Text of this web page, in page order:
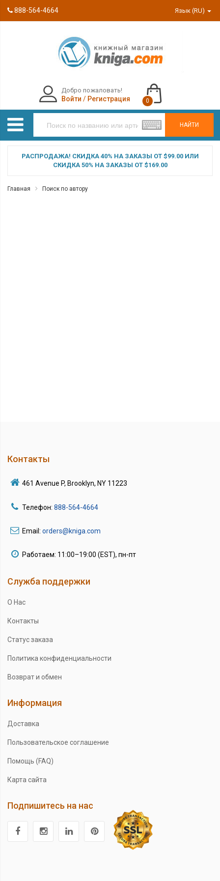
888-564-4664 Язык (RU)
НАЙТИ
Добро пожаловать!
Войти / Регистрация 0
РАСПРОДАЖА! СКИДКА 40% НА ЗАКАЗЫ ОТ $99.00 ИЛИ
СКИДКА 50% НА ЗАКАЗЫ ОТ $169.00
Главная Поиск по автору
Контакты
461 Avenue P, Brooklyn, NY 11223
Телефон: 888-564-4664
Email: orders@kniga.com
Работаем: 11:00–19:00 (EST), пн-пт
Служба поддержки
О Нас
Контакты
Статус заказа
Политика конфиденциальности
Возврат и обмен
Информация
Доставка
Пользовательское соглашение
Помощь (FAQ)
Карта сайта
Подпишитесь на нас